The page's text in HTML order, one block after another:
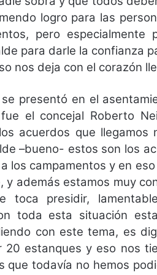
logro para las
pero
para darle la confianza
nos deja con el corazón
presentó en el
el concejal Roberto
acuerdos que
–bueno- estos son los
los campamentos y en
y además estamos muy
toca presidir,
toda esta situación
con este tema, es
20 estanques y eso nos
que todavía no hemos